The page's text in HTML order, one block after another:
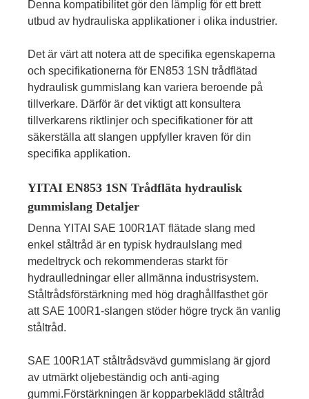
Denna kompatibilitet gör den lämplig för ett brett
utbud av hydrauliska applikationer i olika industrier.
Det är värt att notera att de specifika egenskaperna
och specifikationerna för EN853 1SN trådflätad
hydraulisk gummislang kan variera beroende på
tillverkare. Därför är det viktigt att konsultera
tillverkarens riktlinjer och specifikationer för att
säkerställa att slangen uppfyller kraven för din
specifika applikation.
YITAI EN853 1SN Trådfläta hydraulisk
gummislang Detaljer
Denna YITAI SAE 100R1AT flätade slang med
enkel ståltråd är en typisk hydraulslang med
medeltryck och rekommenderas starkt för
hydraulledningar eller allmänna industrisystem.
Ståltrådsförstärkning med hög draghållfasthet gör
att SAE 100R1-slangen stöder högre tryck än vanlig
ståltråd.
SAE 100R1AT ståltrådsvävd gummislang är gjord
av utmärkt oljebeständig och anti-aging
gummi.Förstärkningen är kopparbeklädd ståltråd